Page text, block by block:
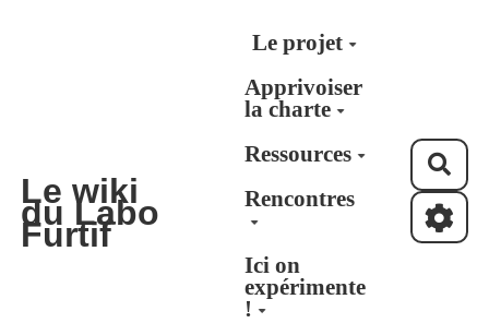
Aller au contenu principal
Le wiki
du Labo
Furtif
Le projet
Apprivoiser
la charte
Ressources
Rencontres
Ici on
expérimente
!